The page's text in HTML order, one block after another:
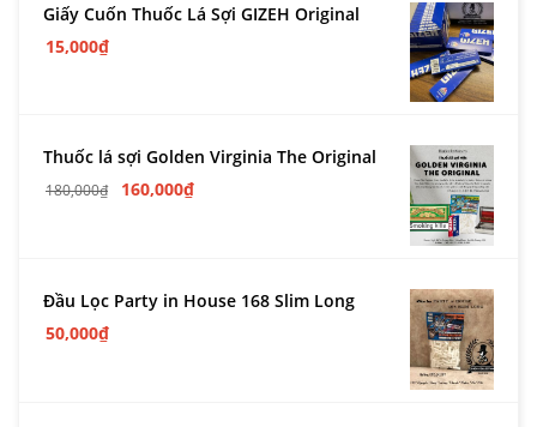
Giấy Cuốn Thuốc Lá Sợi GIZEH Original
15,000₫
Thuốc lá sợi Golden Virginia The Original
180,000₫ 160,000₫
Đầu Lọc Party in House 168 Slim Long
50,000₫